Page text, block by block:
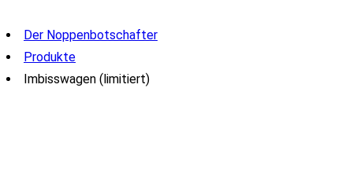
Der Noppenbotschafter
Produkte
Imbisswagen (limitiert)